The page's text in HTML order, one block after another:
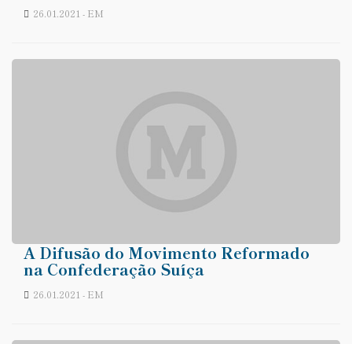
26.01.2021 - EM
A Difusão do Movimento Reformado
na Confederação Suíça
26.01.2021 - EM